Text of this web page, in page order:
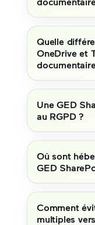
Quelle
OneDrive et
Une GED
au RGPD ?
Où sont
GED
Comment
multiples